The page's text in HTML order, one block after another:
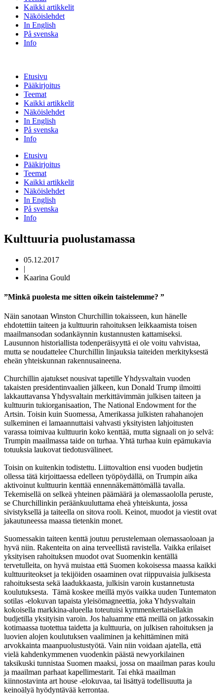
Kaikki artikkelit
Näköislehdet
In English
På svenska
Info
Etusivu
Pääkirjoitus
Teemat
Kaikki artikkelit
Näköislehdet
In English
På svenska
Info
Etusivu
Pääkirjoitus
Teemat
Kaikki artikkelit
Näköislehdet
In English
På svenska
Info
Kulttuuria puolustamassa
05.12.2017
|
Kaarina Gould
”Minkä puolesta me sitten oikein taistelemme? ”
Näin sanotaan Winston Churchillin tokaisseen, kun hänelle
ehdotettiin taiteen ja kulttuurin rahoituksen leikkaamista toisen
maailmansodan sodankäynnin kustannusten kattamiseksi.
Lausunnon historiallista todenperäisyyttä ei ole voitu vahvistaa,
mutta se noudattelee Churchillin linjauksia taiteiden merkityksestä
eheän yhteiskunnan rakennusaineena.
Churchillin ajatukset nousivat tapetille Yhdysvaltain vuoden
takaisten presidentinvaalien jälkeen, kun Donald Trump ilmoitti
lakkauttavansa Yhdysvaltain merkittävimmän julkisen taiteen ja
kulttuurin tukiorganisaation, The National Endowment for the
Artsin. Toisin kuin Suomessa, Amerikassa julkisten rahahanojen
sulkeminen ei lamaannuttaisi vahvasti yksityisten lahjoitusten
varassa toimivaa kulttuurin koko kenttää, mutta signaali on jo selvä:
Trumpin maailmassa taide on turhaa. Yhtä turhaa kuin epämukavia
totuuksia laukovat tiedotusvälineet.
Toisin on kuitenkin todistettu. Liittovaltion ensi vuoden budjetin
ollessa tätä kirjoittaessa edelleen työpöydällä, on Trumpin aika
aktivoinut kulttuurin kenttää ennennäkemättömällä tavalla.
Tekemisellä on selkeä yhteinen päämäärä ja olemassaololla peruste,
se Churchillinkin peräänkuuluttama eheä yhteiskunta, jossa
sivistyksellä ja taiteella on sitova rooli. Keinot, muodot ja viestit ovat
jakautuneessa maassa tietenkin monet.
Suomessakin taiteen kenttä joutuu perustelemaan olemassaoloaan ja
hyvä niin. Rakenteita on aina terveellistä ravistella. Vaikka erilaiset
yksityisen rahoituksen muodot ovat Suomenkin kentällä
tervetulleita, on hyvä muistaa että Suomen kokoisessa maassa kaikki
kulttuuriteokset ja tekijöiden osaaminen ovat riippuvaisia julkisesta
rahoituksesta sekä laadukkaasta, julkisin varoin kustannetusta
koulutuksesta. Tämä koskee meillä myös vaikka uuden Tuntematon
sotilas -elokuvan tapaista yleisömagneettia, joka Yhdysvaltain
kokoisella markkina-alueella toteutuisi kymmenkertaisellakin
budjetilla yksityisin varoin. Jos haluamme että meillä on jatkossakin
kotimaassa tuotettua taidetta ja kulttuuria, on julkisen rahoituksen ja
luovien alojen koulutuksen vaaliminen ja kehittäminen mitä
arvokkainta maanpuolustustyötä. Vain niin voidaan ajatella, että
vielä kahdenkymmenen vuodenkin päästä newyorkilainen
taksikuski tunnistaa Suomen maaksi, jossa on maailman paras koulu
ja maailman parhaat kapellimestarit. Tai ehkä maailman
kiinnostavinta art house -elokuvaa, tai lisättyä todellisuutta ja
keinoälyä hyödyntävää kerrontaa.